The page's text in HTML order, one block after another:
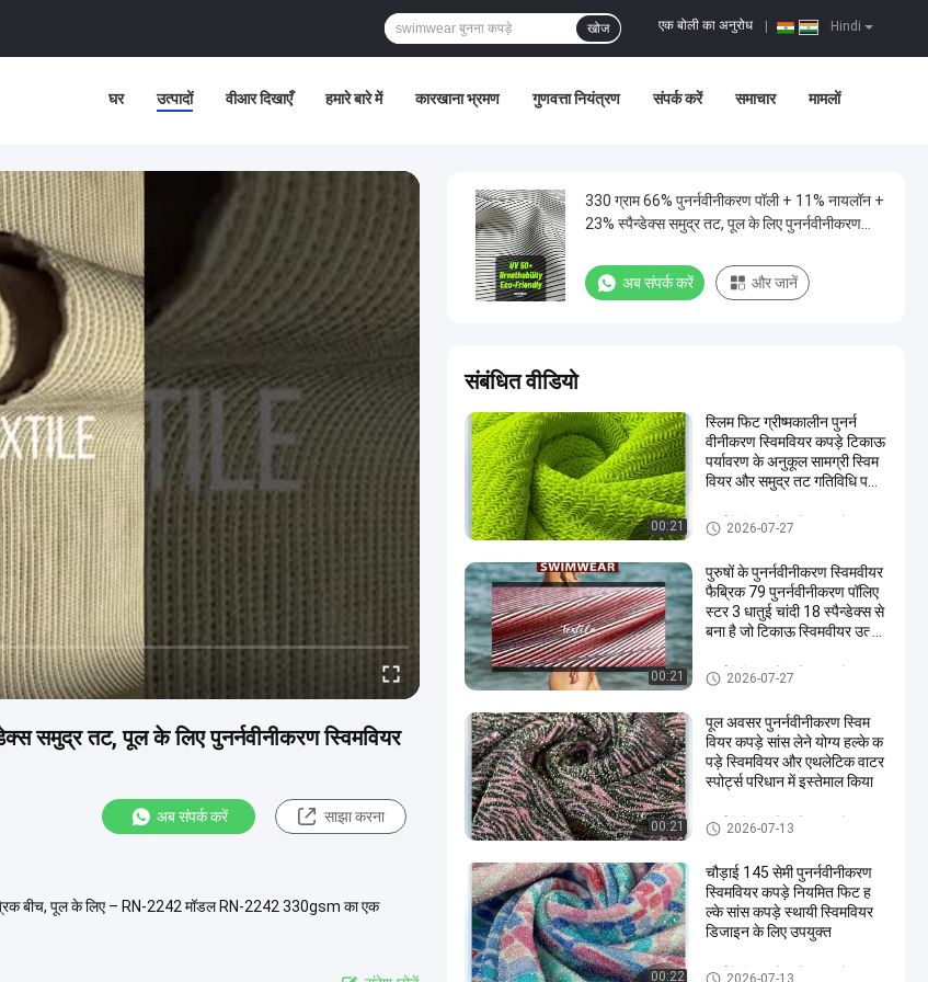
Hindi
एक बोली का अनुरोध
खोज
घर उत्पादों वीआर दिखाएँ हमारे बारे में कारखाना भ्रमण गुणवत्ता नियंत्रण संपर्क करें समाचार मामलों
समुद्र तट, पूल के लिए पुनर्नवीनीकरण स्विमवियर
अब संपर्क करें साझा करना
बीच, पूल के लिए – RN-2242 मॉडल RN-2242 330gsm का एक
330 ग्राम 66% पुनर्नवीनीकरण पॉली + 11% नायलॉन +
23% स्पैन्डेक्स समुद्र तट, पूल के लिए पुनर्नवीनीकरण
अब संपर्क करें और जानें
संबंधित वीडियो
00:21
स्लिम फिट ग्रीष्मकालीन पुनर्न
वीनीकरण स्विमवियर कपड़े टिकाऊ
पर्यावरण के अनुकूल सामग्री स्विम
वियर और समुद्र तट गतिविधि प
पुनर्नवीनीकरण स्विमवियर कपड़े
2026-07-27
00:21
पुरुषों के पुनर्नवीनीकरण स्विमवीयर
फैब्रिक 79 पुनर्नवीनीकरण पॉलिए
स्टर 3 धातुई चांदी 18 स्पैन्डेक्स से
बना है जो टिकाऊ स्विमवीयर उत्पाद
पुनर्नवीनीकरण स्विमवियर कपड़े
2026-07-27
00:21
पूल अवसर पुनर्नवीनीकरण स्विम
वियर कपड़े सांस लेने योग्य हल्के क
पड़े स्विमवियर और एथलेटिक वाटर
स्पोर्ट्स परिधान में इस्तेमाल किया
पुनर्नवीनीकरण स्विमवियर कपड़े
2026-07-13
00:22
चौड़ाई 145 सेमी पुनर्नवीनीकरण
स्विमवियर कपड़े नियमित फिट ह
ल्के सांस कपड़े स्थायी स्विमवियर
डिजाइन के लिए उपयुक्त
पुनर्नवीनीकरण स्विमवियर कपड़े
2026-07-13